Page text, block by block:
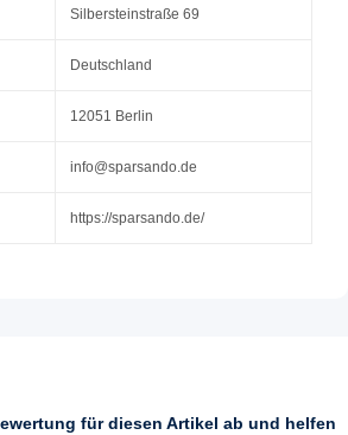
Silbersteinstraße 69
Deutschland
12051 Berlin
info@sparsando.de
https://sparsando.de/
für diesen Artikel ab und helfen